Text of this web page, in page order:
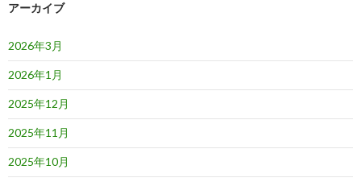
アーカイブ
2026年3月
2026年1月
2025年12月
2025年11月
2025年10月